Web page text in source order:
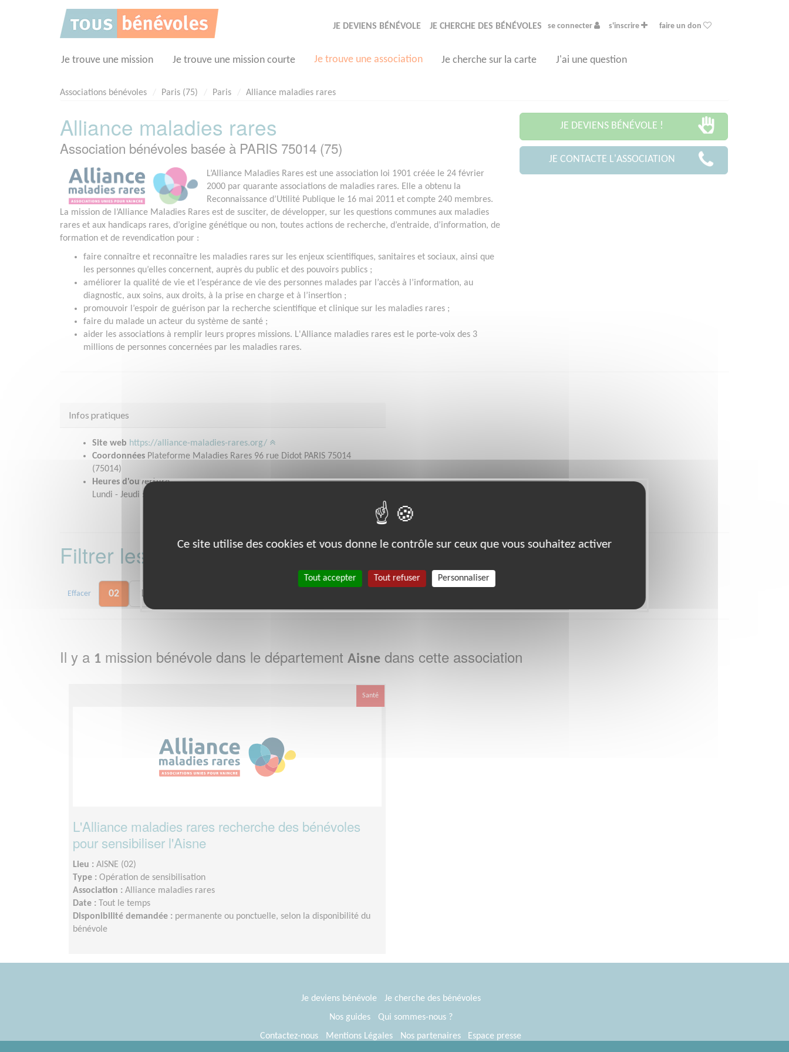
JE DEVIENS BÉNÉVOLE JE CHERCHE DES BÉNÉVOLES se connecter s'inscrire faire un don
Je trouve une mission Je trouve une mission courte Je trouve une association Je cherche sur la carte J'ai une question
Associations bénévoles Paris (75) Paris Alliance maladies rares
Alliance maladies rares
Association bénévoles basée à PARIS 75014 (75)
L’Alliance Maladies Rares est une association loi 1901 créée le 24 février
2000 par quarante associations de maladies rares. Elle a obtenu la
Reconnaissance d’Utilité Publique le 16 mai 2011 et compte 240 membres.
La mission de l’Alliance Maladies Rares est de susciter, de développer, sur les questions communes aux maladies
rares et aux handicaps rares, d’origine génétique ou non, toutes actions de recherche, d’entraide, d’information, de
formation et de revendication pour :
faire connaître et reconnaître les maladies rares sur les enjeux scientifiques, sanitaires et sociaux, ainsi que
les personnes qu’elles concernent, auprès du public et des pouvoirs publics ;
améliorer la qualité de vie et l’espérance de vie des personnes malades par l’accès à l’information, au
diagnostic, aux soins, aux droits, à la prise en charge et à l’insertion ;
promouvoir l’espoir de guérison par la recherche scientifique et clinique sur les maladies rares ;
faire du malade un acteur du système de santé ;
aider les associations à remplir leurs propres missions. L'Alliance maladies rares est le porte-voix des 3
millions de personnes concernées par les maladies rares.
JE DEVIENS BÉNÉVOLE !
JE CONTACTE L'ASSOCIATION
Infos pratiques
Site web https://alliance-maladies-rares.org/
Coordonnées Plateforme Maladies Rares 96 rue Didot PARIS 75014
(75014)
Heures d'ouverture
Lundi - Jeudi : 9h - 13h / 14h - 17h30 vendredi : 9h - 13h / 14h - 17h
Filtrer les missions bénévoles par département :
Effacer 02 18
Il y a 1 mission bénévole dans le département Aisne dans cette association
Santé
L'Alliance maladies rares recherche des bénévoles
pour sensibiliser l'Aisne
Lieu : AISNE (02)
Type : Opération de sensibilisation
Association : Alliance maladies rares
Date :
Tout le temps
Disponibilité demandée : permanente ou ponctuelle, selon la disponibilité du
bénévole
Je deviens bénévole
Je cherche des bénévoles
Nos guides
Qui sommes-nous ?
Contactez-nous
Mentions Légales Nos partenaires
Espace presse
Ce site utilise des cookies et vous donne le contrôle sur ceux que vous souhaitez activer
Tout accepter Tout refuser Personnaliser